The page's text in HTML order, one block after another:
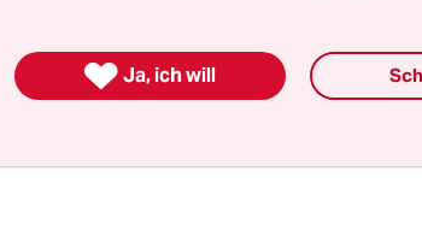
 Ja, ich will